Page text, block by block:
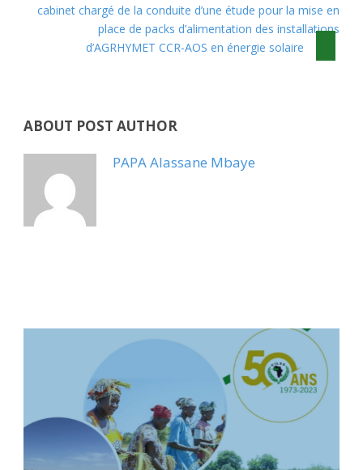
cabinet chargé de la conduite d’une étude pour la mise en
place de packs d’alimentation des installations
d’AGRHYMET CCR-AOS en énergie solaire
ABOUT POST AUTHOR
PAPA Alassane Mbaye